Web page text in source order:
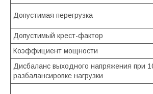
Допустимая перегрузка
Допустимый крест-фактор
Коэффициент мощности
Дисбаланс выходного напряжения при
разбалансировке нагрузки